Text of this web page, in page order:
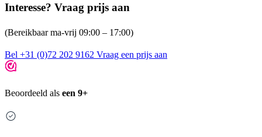
Interesse? Vraag prijs aan
(Bereikbaar ma-vrij 09:00 – 17:00)
Bel +31 (0)72 202 9162 Vraag een prijs aan
Beoordeeld als een 9+